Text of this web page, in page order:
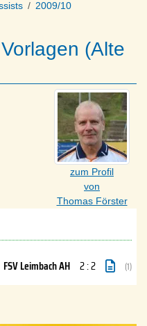
2009/10
(Alte
zum Profil
von
Thomas Förster
FSV Leimbach AH 2 : 2 (1)